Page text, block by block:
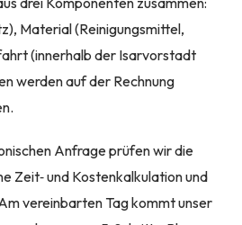
Material (Reinigungsmittel,
(innerhalb der Isarvorstadt
werden auf der Rechnung
Anfrage prüfen wir die
Zeit‑ und Kostenkalkulation und
vereinbarten Tag kommt unser